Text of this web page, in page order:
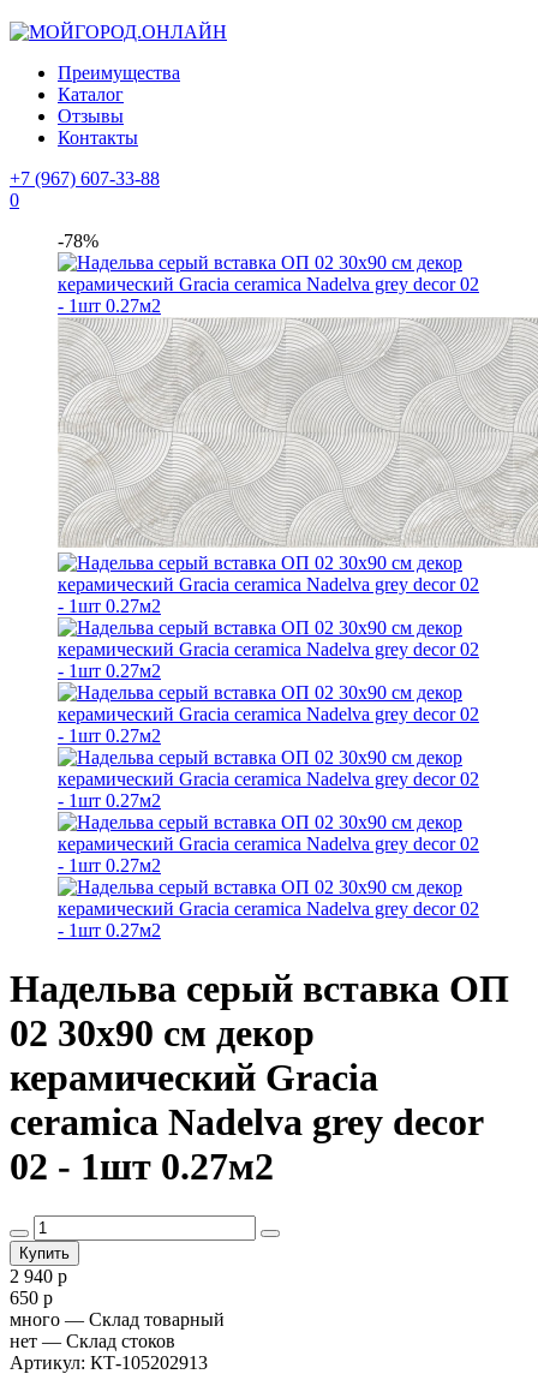
Преимущества
Каталог
Отзывы
Контакты
+7 (967) 607-33-88
0
-78%
Надельва серый вставка ОП
02 30х90 см декор
керамический Gracia
ceramica Nadelva grey decor
02 - 1шт 0.27м2
2 940 р
650 р
много — Склад товарный
нет — Склад стоков
Артикул: КТ-105202913